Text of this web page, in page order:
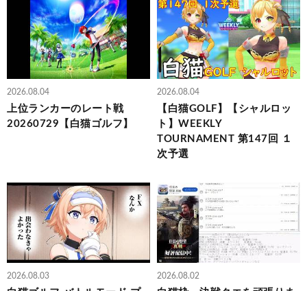
2026.08.04
上位ランカーのレート戦
20260729【白猫ゴルフ】
2026.08.04
【白猫GOLF】【シャルロッ
ト】WEEKLY
TOURNAMENT 第147回 １
次予選
2026.08.03 2026.08.02